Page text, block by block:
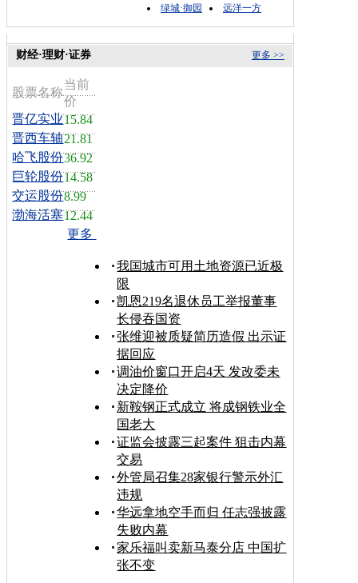
绿城·御园
远洋一方
更多 >>
财经·理财·证券
股票名称
当前
价
晋亿实业15.84
晋西车轴21.81
哈飞股份36.92
巨轮股份14.58
交运股份8.99
渤海活塞12.44
更多
我国城市可用土地资源已近极
限
凯恩219名退休员工举报董事
长侵吞国资
张维迎被质疑简历造假 出示证
据回应
调油价窗口开启4天 发改委未
决定降价
新鞍钢正式成立 将成钢铁业全
国老大
证监会披露三起案件 狙击内幕
交易
外管局召集28家银行警示外汇
违规
华远拿地空手而归 任志强披露
失败内幕
家乐福叫卖新马泰分店 中国扩
张不变